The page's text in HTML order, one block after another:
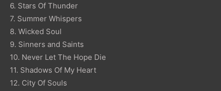
6. Stars Of Thunder
7. Summer Whispers
8. Wicked Soul
9. Sinners and Saints
10. Never Let The Hope Die
11. Shadows Of My Heart
12. City Of Souls